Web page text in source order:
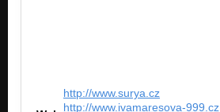
http://www.surya.cz
http://www.ivamaresova-999.cz